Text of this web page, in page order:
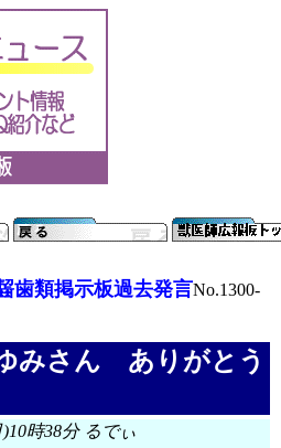
歯類掲示板過去発言No.1300-
みさん ありがとう
時38分 るでぃ